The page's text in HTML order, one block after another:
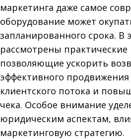
маркетинга даже самое
оборудование может
запланированного срока. В
рассмотрены
позволяющие ускорить
эффективного
клиентского потока и
чека. Особое внимание
юридическим аспектам,
маркетинговую стратегию.